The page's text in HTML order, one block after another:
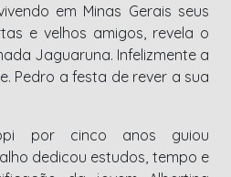
em Minas Gerais seus
e velhos amigos, revela o
Jaguaruna. Infelizmente a
Pedro a festa de rever a sua
por cinco anos guiou
dedicou estudos, tempo e